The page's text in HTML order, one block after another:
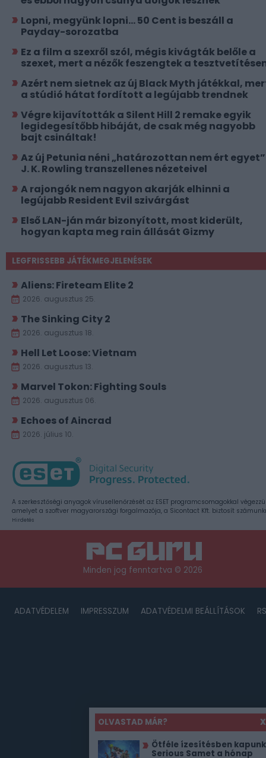
OLVASTAD MÁR?
X
Ötféle ízesítésben kapunk
Serious Samet a hónap
Lopni, megyünk lopni... 50 Cent is beszáll a
Payday-sorozatba
Ez a film a szexről szól, mégis kivágták belőle a
szexet, mert a nézők feszengtek a
Azért nem sietnek az új Black Myth játékkal,
a stúdió hátat fordított a legújabb trendnek
Végre kijavították a Silent Hill 2 remake egyik
legidegesítőbb hibáját, de csak még nagyobb
bajt csináltak!
Az új Petunia néni „határozottan nem ért egyet”
J. K. Rowling transzellenes nézeteivel
A rajongók nem nagyon akarják elhinni a
legújabb Resident Evil szivárgást
Első LAN-ján már bizonyított, most kiderült,
hogyan kapta meg rain állását Gizmy
LEGFRISSEBB JÁTÉKMEGJELENÉSEK
Aliens: Fireteam Elite 2
2026. augusztus 25.
The Sinking City 2
2026. augusztus 18.
Hell Let Loose: Vietnam
2026. augusztus 13.
Marvel Tokon: Fighting Souls
2026. augusztus 06.
Echoes of Aincrad
2026. július 10.
A szerkesztőségi anyagok vírusellenőrzését az ESET programcsomagokkal
amelyet a szoftver magyarországi forgalmazója, a Sicontact Kft. biztosít
Hirdetés
Minden jog fenntartva © 2026
ADATVÉDELEM IMPRESSZUM ADATVÉDELMI BEÁLLÍTÁSOK